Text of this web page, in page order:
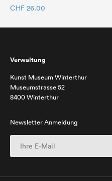
CHF 26.00
Verwaltung
Kunst Museum Winterthur
Museumstrasse 52
8400 Winterthur
Newsletter Anmeldung